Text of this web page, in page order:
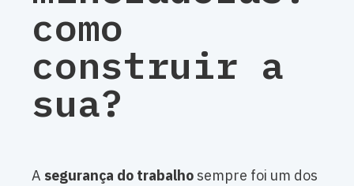
como
construir a
sua?
A segurança do trabalho sempre foi um dos